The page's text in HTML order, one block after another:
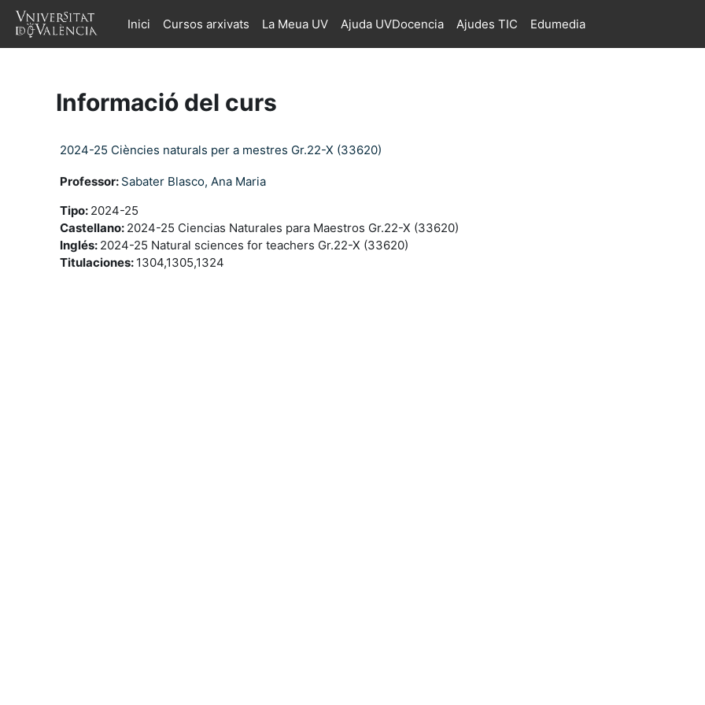
Ves al contingut principal
Inici
Cursos arxivats La Meua UV Ajuda UVDocencia Ajudes TIC Edumedia
Informació del curs
2024-25 Ciències naturals per a mestres Gr.22-X (33620)
Professor: Sabater Blasco, Ana Maria
Tipo: 2024-25
Castellano: 2024-25 Ciencias Naturales para Maestros Gr.22-X (33620)
Inglés: 2024-25 Natural sciences for teachers Gr.22-X (33620)
Titulaciones: 1304,1305,1324